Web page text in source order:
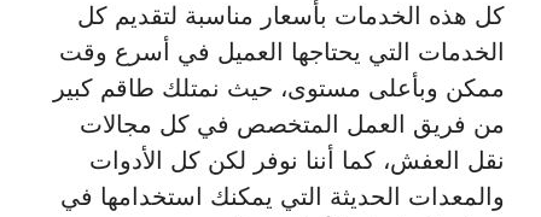
كل هذه الخدمات بأسعار مناسبة لتقديم كل
الخدمات التي يحتاجها العميل في أسرع وقت
ممكن وبأعلى مستوى، حيث نمتلك طاقم كبير
من فريق العمل المتخصص في كل مجالات
نقل العفش، كما أننا نوفر لكن كل الأدوات
والمعدات الحديثة التي يمكنك استخدامها في